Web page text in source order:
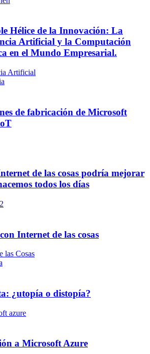
Hélice de la Innovación: La
Artificial y la Computación
en el Mundo Empresarial.
Artificial
de fabricación de Microsoft
de las cosas podría mejorar
todos los días
Internet de las cosas
las Cosas
¿utopía o distopía?
a Microsoft Azure